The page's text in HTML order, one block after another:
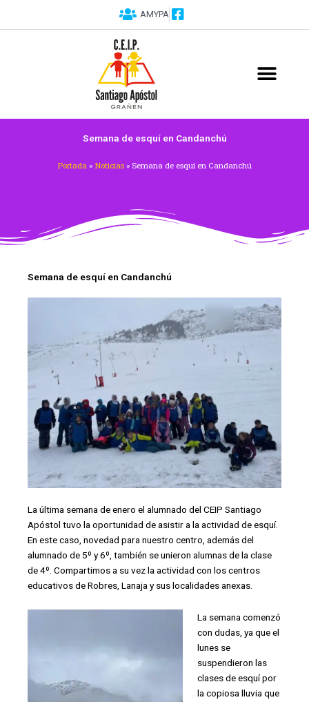
AMYPA
Semana de esquí en Candanchú
Portada » Noticias » Semana de esquí en Candanchú
Semana de esquí en Candanchú
La última semana de enero el alumnado del CEIP Santiago
Apóstol tuvo la oportunidad de asistir a la actividad de esquí.
En este caso, novedad para nuestro centro, además del
alumnado de 5º y 6º, también se unieron alumnas de la clase
de 4º. Compartimos a su vez la actividad con los centros
educativos de Robres, Lanaja y sus localidades anexas.
La semana comenzó
con dudas, ya que el
lunes se
suspendieron las
clases de esquí por
la copiosa lluvia que